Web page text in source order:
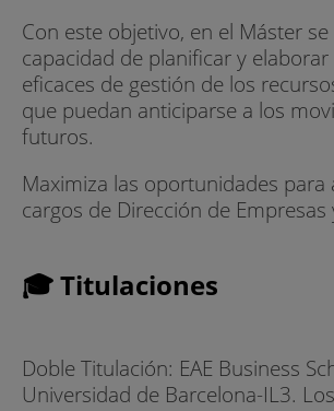
Con este objetivo, en el Máster
capacidad de planificar y
eficaces de gestión de los
que puedan anticiparse a los
futuros.
Maximiza las oportunidades para
cargos de Dirección de Empresas
🎓 Titulaciones
Doble Titulación: EAE Business
Universidad de Barcelona-IL3.